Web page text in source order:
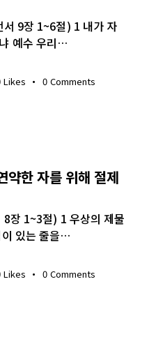
9장 1~6절) 1 내가 자
예수 우리…
Likes 0 Comments
한 자를 위해 절제
장 1~3절) 1 우상의 제물
이 있는 줄을…
Likes 0 Comments